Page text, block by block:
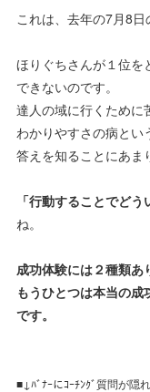
これは、去年の7月8日
ほりぐちさんが１位を
できないのです。
達人の域に行くために
わかりやすさの病とい
答えを知ることにあま
「行動することでど
ね。
成功体験には２種類あ
もうひとつは本当の成
です。
■↓ﾊﾞﾅｰにｺｰﾁﾝｸﾞ質問が隠